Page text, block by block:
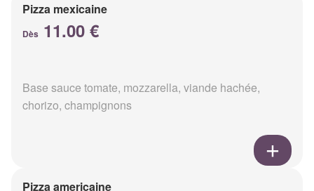
Pizza mexicaine
Dès 11.00 €
Base sauce tomate, mozzarella, viande hachée,
chorizo, champignons
Pizza americaine